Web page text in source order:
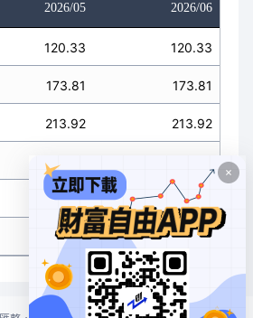
2026/05 2026/06
120.33 120.33
173.81 173.81
213.92 213.92
374.36
494.69 494.69
1069.6 1069.6